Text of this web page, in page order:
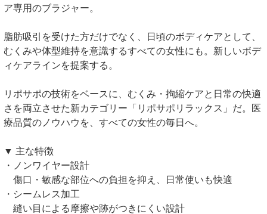
ア専用のブラジャー。
脂肪吸引を受けた方だけでなく、日頃のボディケアとして、
むくみや体型維持を意識するすべての女性にも。新しいボデ
ィケアラインを提案する。
リポサポの技術をベースに、むくみ・拘縮ケアと日常の快適
さを両立させた新カテゴリー「リポサポリラックス」だ。医
療品質のノウハウを、すべての女性の毎日へ。
▼ 主な特徴
・ノンワイヤー設計
傷口・敏感な部位への負担を抑え、日常使いも快適
・シームレス加工
縫い目による摩擦や跡がつきにくい設計